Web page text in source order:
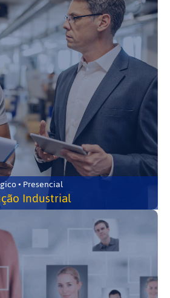
• Presencial
Industrial